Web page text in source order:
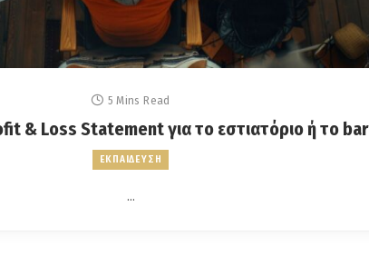
5 Mins Read
& Loss Statement για το εστιατόριο ή το bar
ΕΚΠΑΙΔΕΥΣΗ
…